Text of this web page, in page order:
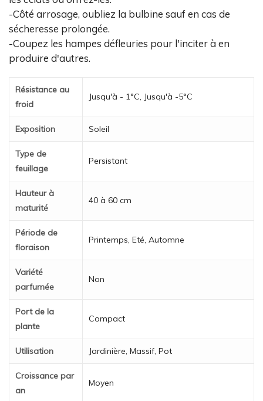
-Côté arrosage, oubliez la bulbine sauf en cas de
sécheresse prolongée.
-Coupez les hampes défleuries pour l'inciter à en
produire d'autres.
Résistance au
froid
Jusqu'à - 1°C, Jusqu'à -5°C
Exposition Soleil
Type de
feuillage
Persistant
Hauteur à
maturité
40 à 60 cm
Période de
floraison
Printemps, Eté, Automne
Variété
parfumée
Non
Port de la
plante
Compact
Utilisation Jardinière, Massif, Pot
Croissance par
an
Moyen